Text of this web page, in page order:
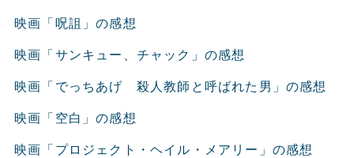
映画「呪詛」の感想
映画「サンキュー、チャック」の感想
映画「でっちあげ 殺人教師と呼ばれた男」の感想
映画「空白」の感想
映画「プロジェクト・ヘイル・メアリー」の感想